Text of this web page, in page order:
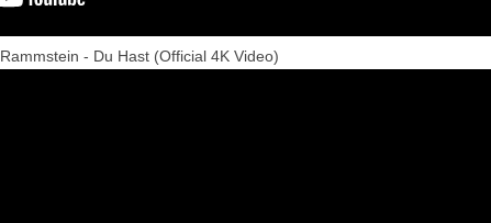
Rammstein - Du Hast (Official 4K Video)